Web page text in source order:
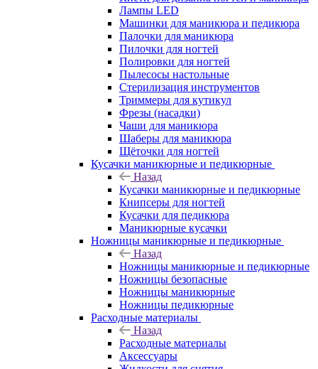
Лампы LED
Машинки для маникюра и педикюра
Палочки для маникюра
Пилочки для ногтей
Полировки для ногтей
Пылесосы настольные
Стерилизация инструментов
Триммеры для кутикул
Фрезы (насадки)
Чаши для маникюра
Шаберы для маникюра
Щёточки для ногтей
Кусачки маникюрные и педикюрные
Назад
Кусачки маникюрные и педикюрные
Книпсеры для ногтей
Кусачки для педикюра
Маникюрные кусачки
Ножницы маникюрные и педикюрные
Назад
Ножницы маникюрные и педикюрные
Ножницы безопасные
Ножницы маникюрные
Ножницы педикюрные
Расходные материалы
Назад
Расходные материалы
Аксессуары